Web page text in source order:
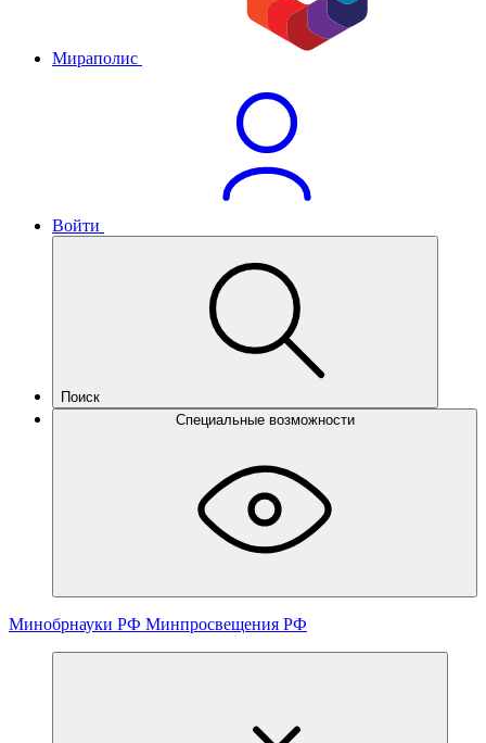
Мираполис
Войти
Поиск
Специальные возможности
Минобрнауки РФ Минпросвещения РФ